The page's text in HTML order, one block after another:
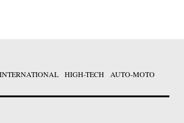
INTERNATIONAL HIGH-TECH AUTO-MOTO